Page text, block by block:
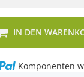
IN DEN
Komponenten